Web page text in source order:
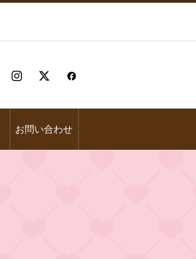
お問い合わせ